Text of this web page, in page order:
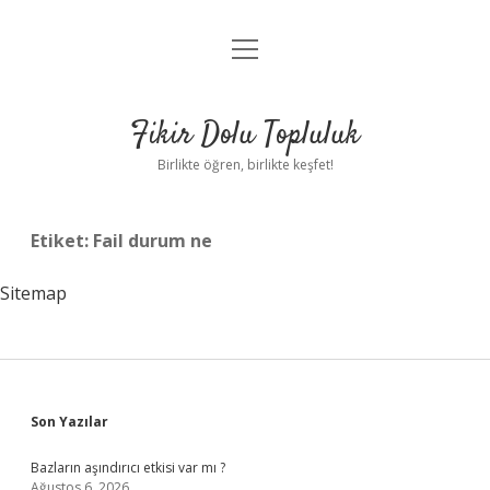
Anasayfa
Yasal Uyarı
menüyü
Fikir Dolu Topluluk
Birlikte öğren, birlikte keşfet!
Etiket: Fail durum ne
Sitemap
Sidebar
Son Yazılar
Bazların aşındırıcı etkisi var mı ?